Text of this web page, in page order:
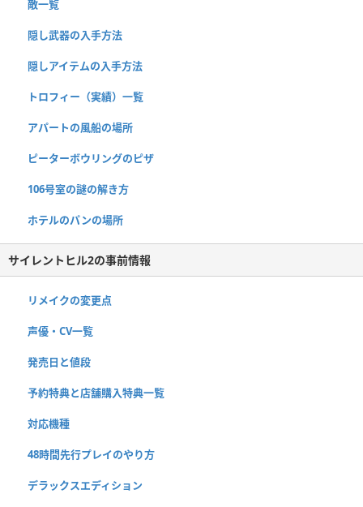
敵一覧
隠し武器の入手方法
隠しアイテムの入手方法
トロフィー（実績）一覧
アパートの風船の場所
ピーターボウリングのピザ
106号室の謎の解き方
ホテルのパンの場所
サイレントヒル2の事前情報
リメイクの変更点
声優・CV一覧
発売日と値段
予約特典と店舗購入特典一覧
対応機種
48時間先行プレイのやり方
デラックスエディション